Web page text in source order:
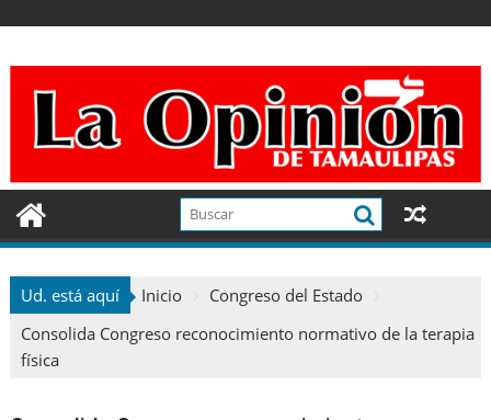
contenido
Ud. está aquí Inicio
Congreso del Estado
Consolida Congreso reconocimiento normativo de la terapia
física